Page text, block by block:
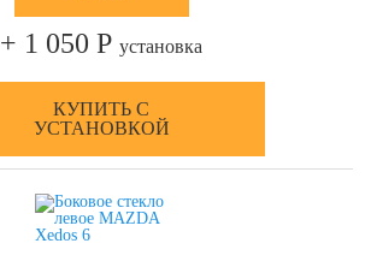
+ 1 050 Р установка
КУПИТЬ С
УСТАНОВКОЙ